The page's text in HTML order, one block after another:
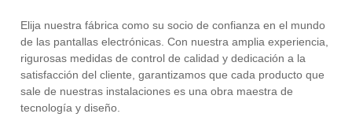
Elija nuestra fábrica como su socio de confianza en el mundo
de las pantallas electrónicas. Con nuestra amplia experiencia,
rigurosas medidas de control de calidad y dedicación a la
satisfacción del cliente, garantizamos que cada producto que
sale de nuestras instalaciones es una obra maestra de
tecnología y diseño.